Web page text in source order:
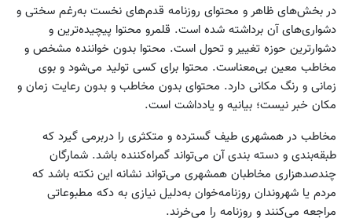
در بخش‌های ظاهر و محتوای روزنامه قدم‌های نخست به‌رغم سختی و
دشواری‌های آن برداشته شده است. قلمرو محتوا پیچیده‌ترین و
دشوارترین حوزه تغییر و تحول است. محتوا بدون خواننده مشخص و
مخاطب معین بی‌معناست. محتوا برای کسی تولید می‌شود و بوی
زمانی و رنگ مکانی دارد. محتوای بدون مخاطب و بدون رعایت زمان و
مکان خبر نیست؛ بیانیه و یادداشت است.
مخاطب در همشهری طیف گسترده و متکثری را دربرمی گیرد که
طبقه‌بندی و دسته بندی آن می‌تواند گمراه‌کننده باشد. شمارگان
چندصدهزاری مخاطبان همشهری می‌تواند نشانه این نکته باشد که
مردم یا شهروندان روزنامه‌خوان به‌دلیل نیازی به دکه مطبوعاتی
مراجعه می‌کنند و روزنامه را می‌خرند.